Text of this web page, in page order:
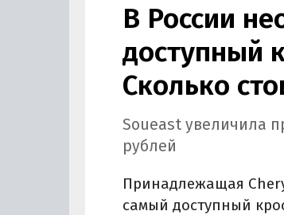
В России
доступный
Сколько
Soueast увеличила
рублей
Принадлежащая
самый доступный